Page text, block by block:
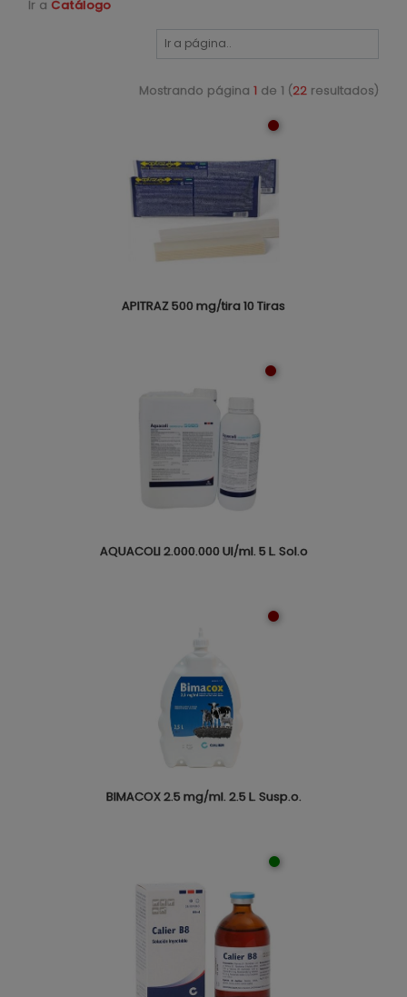
Ir a Catálogo
Mostrando página 1 de 1 (22 resultados)
APITRAZ 500 mg/tira 10 Tiras
AQUACOLI 2.000.000 UI/ml. 5 L. Sol.o
BIMACOX 2.5 mg/ml. 2.5 L. Susp.o.